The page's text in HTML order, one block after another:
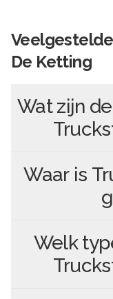
De Ketting
Wat zijn
Waar is
Welk